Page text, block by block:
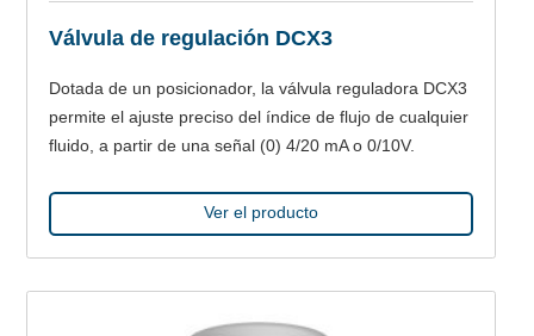
Válvula de regulación DCX3
Dotada de un posicionador, la válvula reguladora DCX3
permite el ajuste preciso del índice de flujo de cualquier
fluido, a partir de una señal (0) 4/20 mA o 0/10V.
Ver el producto